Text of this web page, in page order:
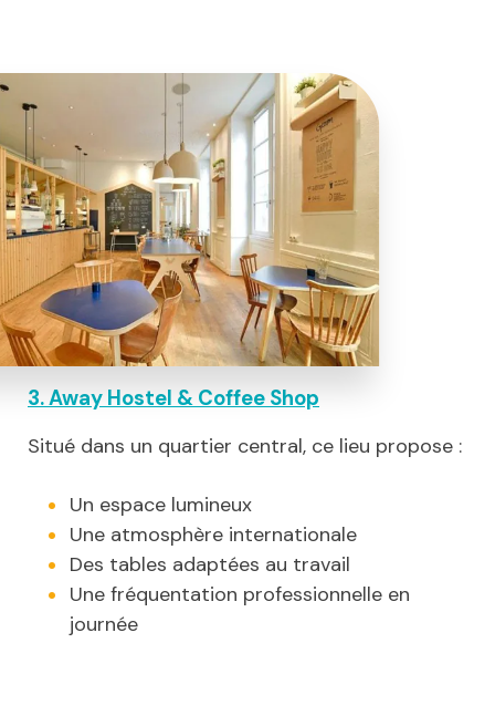
3. Away Hostel & Coffee Shop
Situé dans un quartier central, ce lieu propose :
Un espace lumineux
Une atmosphère internationale
Des tables adaptées au travail
Une fréquentation professionnelle en
journée